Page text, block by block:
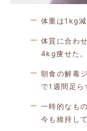
体重は1kg
体質に合わ
4kg痩せた。
朝食の解毒
で1週間足ら
一時的なも
今も維持し